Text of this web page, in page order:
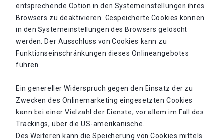
entsprechende Option in den Systemeinstellungen ihres
Browsers zu deaktivieren. Gespeicherte Cookies können
in den Systemeinstellungen des Browsers gelöscht
werden. Der Ausschluss von Cookies kann zu
Funktionseinschränkungen dieses Onlineangebotes
führen.
Ein genereller Widerspruch gegen den Einsatz der zu
Zwecken des Onlinemarketing eingesetzten Cookies
kann bei einer Vielzahl der Dienste, vor allem im Fall des
Trackings, über die US-amerikanische.
Des Weiteren kann die Speicherung von Cookies mittels